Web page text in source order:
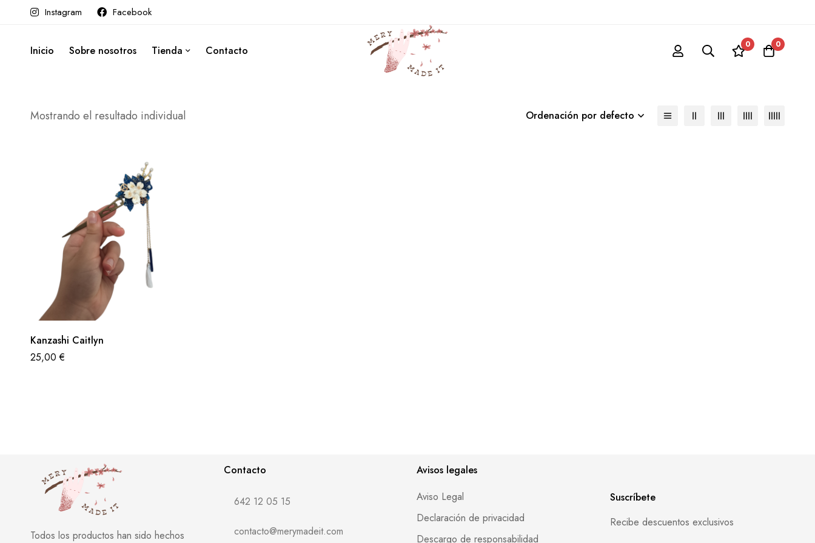
Instagram Facebook
Inicio Sobre nosotros Tienda Contacto 0 0
indigo
Productos
Mostrando el resultado individual Ordenación por defecto
Kanzashi Caitlyn
25,00€
Todos los productos han sido hechos
Contacto
642 12 05 15
contacto@merymadeit.com
Avisos legales
Aviso Legal
Declaración de privacidad
Descargo de responsabilidad
Suscríbete
Recibe descuentos exclusivos